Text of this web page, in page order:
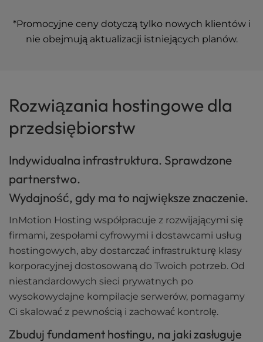
*Promocyjne ceny dotyczą tylko nowych klientów i
nie obejmują aktualizacji istniejących planów.
Rozwiązania hostingowe dla
przedsiębiorstw
Indywidualna infrastruktura. Sprawdzone
partnerstwo.
Wydajność, gdy ma to największe znaczenie.
InMotion Hosting współpracuje z rozwijającymi się
firmami, zespołami cyfrowymi i dostawcami usług
hostingowych, aby dostarczać infrastrukturę klasy
korporacyjnej dostosowaną do Twoich potrzeb. Od
niestandardowych sieci prywatnych po
wysokowydajne kompilacje serwerów, pomagamy
Ci skalować z pewnością i zachować kontrolę.
Zbuduj fundament hostingu, na jaki zasługuje